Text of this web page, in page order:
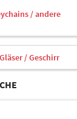
/ andere
/ Geschirr